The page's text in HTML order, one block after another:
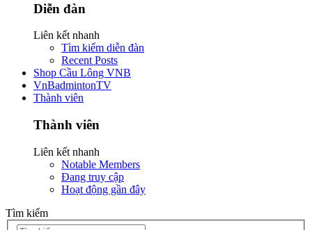
Diễn đàn
Liên kết nhanh
Tìm kiếm diễn đàn
Recent Posts
Shop Cầu Lông VNB
VnBadmintonTV
Thành viên
Thành viên
Liên kết nhanh
Notable Members
Đang truy cập
Hoạt động gần đây
Tìm kiếm